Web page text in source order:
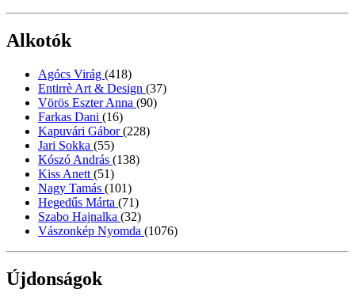
Alkotók
Agócs Virág (418)
Entirrè Art & Design (37)
Vörös Eszter Anna (90)
Farkas Dani (16)
Kapuvári Gábor(228)
Jari Sokka (55)
Kószó András (138)
Kiss Anett (51)
Nagy Tamás (101)
Hegedűs Márta (71)
Szabo Hajnalka (32)
Vászonkép Nyomda (1076)
Újdonságok